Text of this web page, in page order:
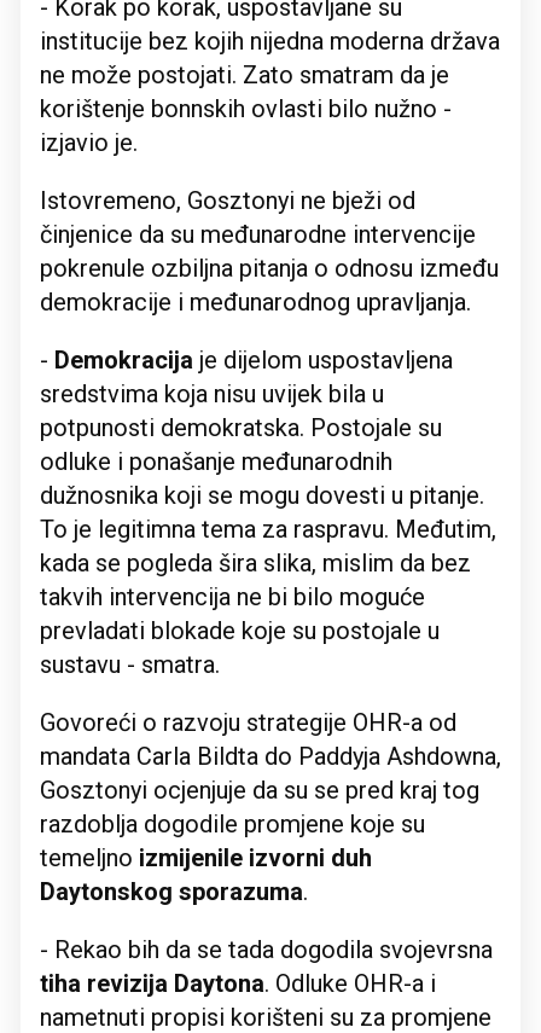
- Korak po korak, uspostavljane su
institucije bez kojih nijedna moderna država
ne može postojati. Zato smatram da je
korištenje bonnskih ovlasti bilo nužno -
izjavio je.
Istovremeno, Gosztonyi ne bježi od
činjenice da su međunarodne intervencije
pokrenule ozbiljna pitanja o odnosu između
demokracije i međunarodnog upravljanja.
- Demokracija je dijelom uspostavljena
sredstvima koja nisu uvijek bila u
potpunosti demokratska. Postojale su
odluke i ponašanje međunarodnih
dužnosnika koji se mogu dovesti u pitanje.
To je legitimna tema za raspravu. Međutim,
kada se pogleda šira slika, mislim da bez
takvih intervencija ne bi bilo moguće
prevladati blokade koje su postojale u
sustavu - smatra.
Govoreći o razvoju strategije OHR-a od
mandata Carla Bildta do Paddyja Ashdowna,
Gosztonyi ocjenjuje da su se pred kraj tog
razdoblja dogodile promjene koje su
temeljno izmijenile izvorni duh
Daytonskog sporazuma.
- Rekao bih da se tada dogodila svojevrsna
tiha revizija Daytona. Odluke OHR-a i
nametnuti propisi korišteni su za promjene